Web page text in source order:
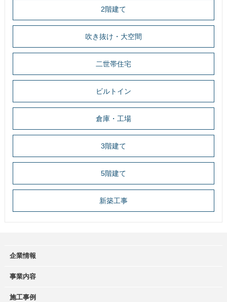
2階建て
吹き抜け・大空間
二世帯住宅
ビルトイン
倉庫・工場
3階建て
5階建て
新築工事
企業情報
事業内容
施工事例